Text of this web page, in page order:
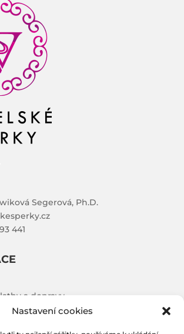
Nastavení cookies
Segerová, Ph.D.
441
a dopravy
podmínky